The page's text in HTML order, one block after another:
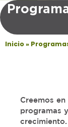
Inicio»
Creemos
programas
crecimiento.